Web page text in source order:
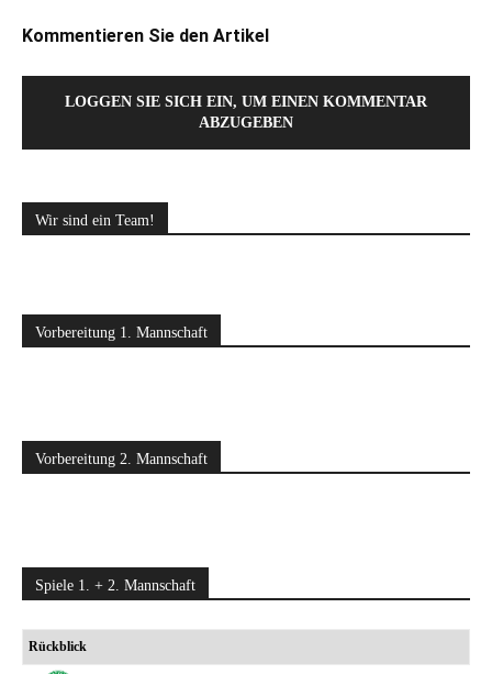
Kommentieren Sie den Artikel
LOGGEN SIE SICH EIN, UM EINEN KOMMENTAR
ABZUGEBEN
Wir sind ein Team!
Vorbereitung 1. Mannschaft
Vorbereitung 2. Mannschaft
Spiele 1. + 2. Mannschaft
Rückblick